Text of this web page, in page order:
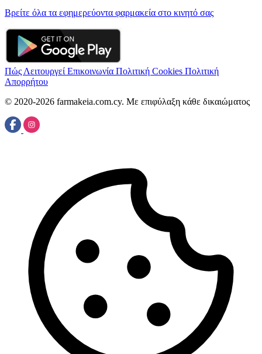
Βρείτε όλα τα εφημερεύοντα φαρμακεία στο κινητό σας
Πώς Λειτουργεί Επικοινωνία Πολιτική Cookies Πολιτική
Απορρήτου
© 2020-2026 farmakeia.com.cy. Με επιφύλαξη κάθε δικαιώματος